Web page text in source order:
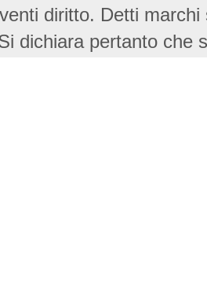
diritto. Detti
dichiara pertanto che